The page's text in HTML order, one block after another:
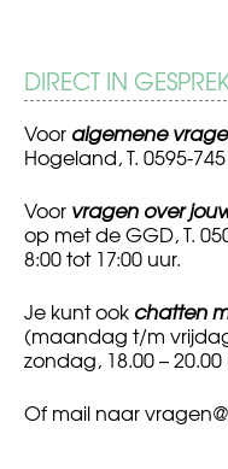
DIRECT IN
Voor algemene
Hogeland, T. 0595-
Voor vragen over
op met de GGD, T.
8:00 tot 17:00 uur.
Je kunt ook chatten
(maandag t/m
zondag, 18.00 – 20.00
Of mail naar